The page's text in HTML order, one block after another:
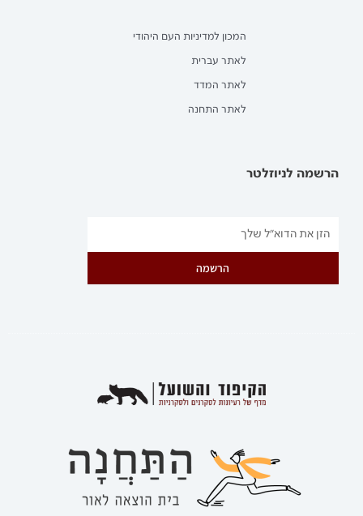
המכון למדיניות העם היהודי
לאתר עברית
לאתר המדד
לאתר התחנה
הרשמה לניוזלטר
הרשמה